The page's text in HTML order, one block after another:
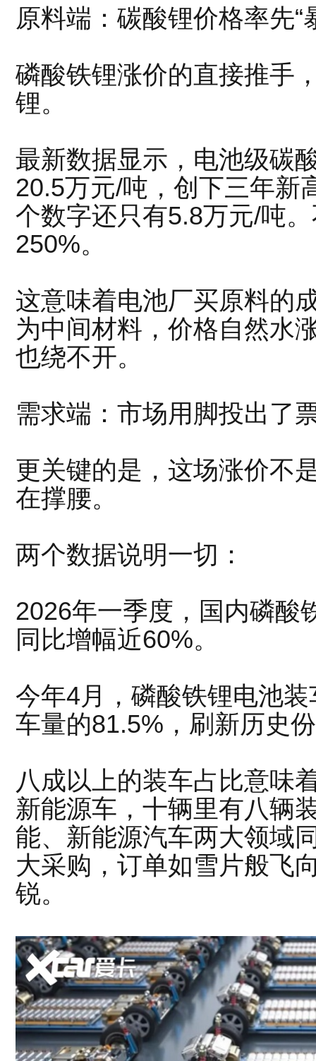
原料端： 碳酸锂价格率先“
磷酸铁锂涨价的直接推手
锂。
最新数据显示，电池级碳
20.5万元/吨，创下三年新
个数字还只有5.8万元/吨
250%。
这意味着电池厂买原料的
为中间材料，价格自然水
也绕不开。
需求端：市场用脚投出了
更关键的是，这场涨价不
在撑腰。
两个数据说明一切：
2026年一季度，国内磷酸
同比增幅近60%。
今年4月，磷酸铁锂电池
车量的81.5%，刷新历史
八成以上的装车占比意味
新能源车，十辆里有八辆
能、新能源汽车两大领域
大采购，订单如雪片般飞
锐。